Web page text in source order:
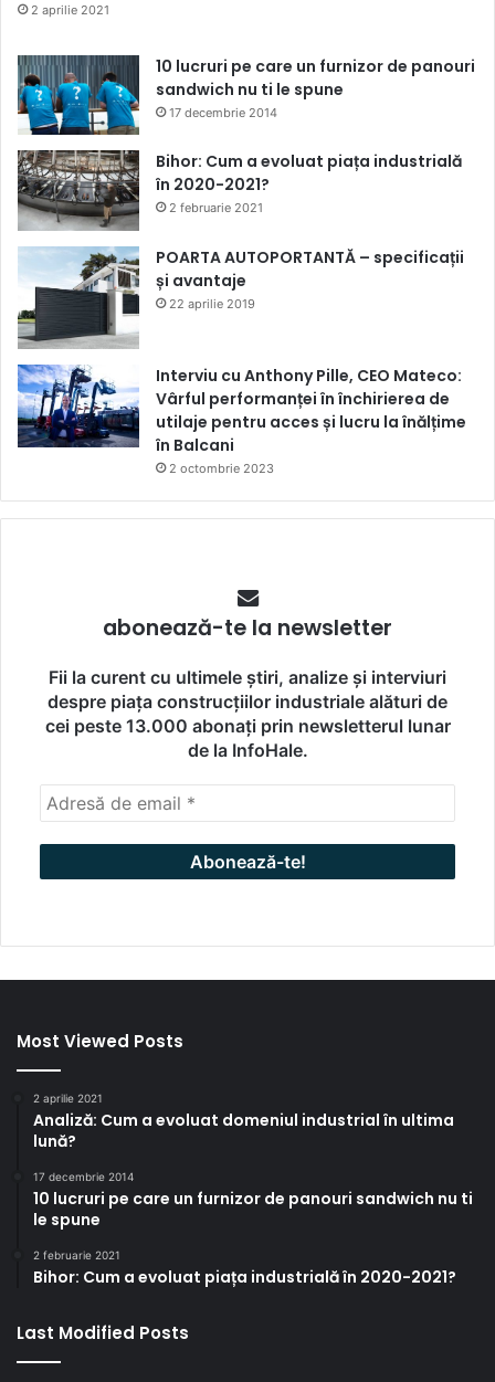
2 aprilie 2021
10 lucruri pe care un furnizor de panouri
sandwich nu ti le spune
17 decembrie 2014
Bihor: Cum a evoluat piața industrială
în 2020-2021?
2 februarie 2021
POARTA AUTOPORTANTĂ – specificații
și avantaje
22 aprilie 2019
Interviu cu Anthony Pille, CEO Mateco:
Vârful performanței în închirierea de
utilaje pentru acces și lucru la înălțime
în Balcani
2 octombrie 2023
abonează-te la newsletter
Fii la curent cu ultimele știri, analize și interviuri
despre piața construcțiilor industriale alături de
cei peste 13.000 abonați prin newsletterul lunar
de la InfoHale.
Most Viewed Posts
2 aprilie 2021
Analiză: Cum a evoluat domeniul industrial în ultima
lună?
17 decembrie 2014
10 lucruri pe care un furnizor de panouri sandwich nu ti
le spune
2 februarie 2021
Bihor: Cum a evoluat piața industrială în 2020-2021?
Last Modified Posts